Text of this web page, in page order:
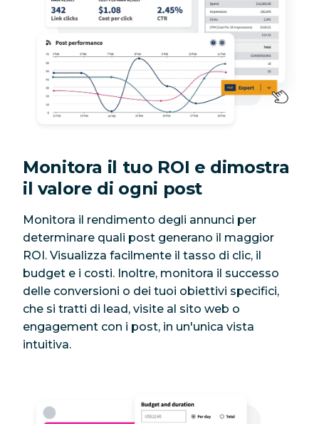
Monitora il tuo ROI e dimostra
il valore di ogni post
Monitora il rendimento degli annunci per
determinare quali post generano il maggior
ROI. Visualizza facilmente il tasso di clic, il
budget e i costi. Inoltre, monitora il successo
delle conversioni o dei tuoi obiettivi specifici,
che si tratti di lead, visite al sito web o
engagement con i post, in un'unica vista
intuitiva.